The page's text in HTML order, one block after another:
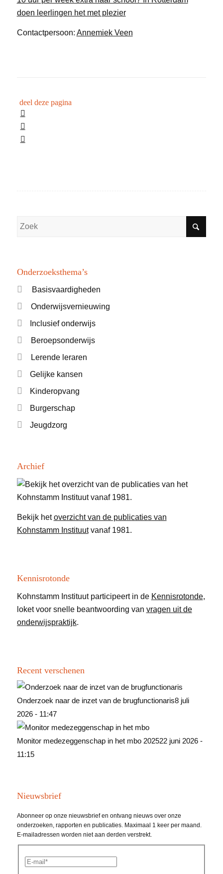
doen leerlingen het met plezier
Contactpersoon: Annemiek Veen
deel deze pagina
Onderzoeksthema’s
Basisvaardigheden
Onderwijsvernieuwing
Inclusief onderwijs
Beroepsonderwijs
Lerende leraren
Gelijke kansen
Kinderopvang
Burgerschap
Jeugdzorg
Archief
Bekijk hetoverzicht van de publicaties van
Kohnstamm Instituutvanaf 1981.
Kennisrotonde
Kohnstamm Instituut participeert in de Kennisrotonde,
loket voor snelle beantwoording van vragen uit de
onderwijspraktijk.
Recent verschenen
Onderzoek naar de inzet van de brugfunctionaris8 juli
2026 - 11:47
Monitor medezeggenschap in het mbo 202522 juni 2026 -
11:15
Nieuwsbrief
Abonneer op onze nieuwsbrief en ontvang nieuws over onze
onderzoeken, rapporten en publicaties. Maximaal 1 keer per maand.
E-mailadressen worden niet aan derden verstrekt.